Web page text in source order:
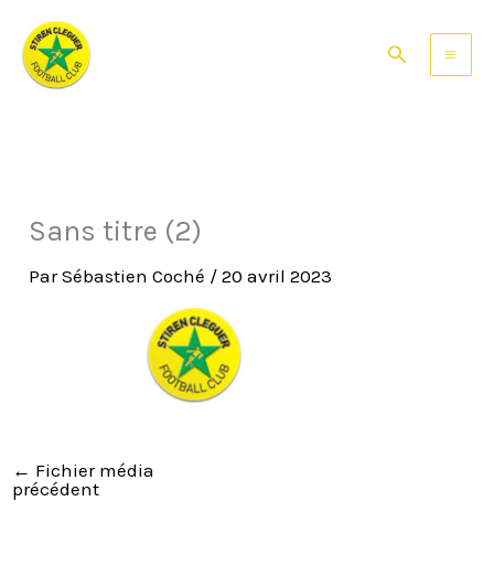
contenu
Rechercher
Sans titre (2)
ParSébastien Coché /20 avril 2023
← Fichier média
précédent